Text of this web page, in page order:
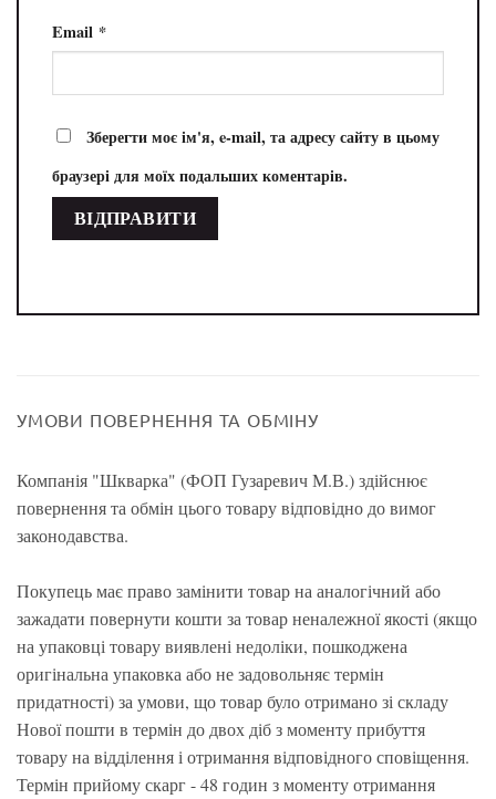
Email *
Зберегти моє ім'я, e-mail, та адресу сайту в цьому
браузері для моїх подальших коментарів.
УМОВИ ПОВЕРНЕННЯ ТА ОБМІНУ
Компанія "Шкварка" (ФОП Гузаревич М.В.) здійснює
повернення та обмін цього товару відповідно до вимог
законодавства.
Покупець має право замінити товар на аналогічний або
зажадати повернути кошти за товар неналежної якості (якщо
на упаковці товару виявлені недоліки, пошкоджена
оригінальна упаковка або не задовольняє термін
придатності) за умови, що товар було отримано зі складу
Нової пошти в термін до двох діб з моменту прибуття
товару на відділення і отримання відповідного сповіщення.
Термін прийому скарг - 48 годин з моменту отримання